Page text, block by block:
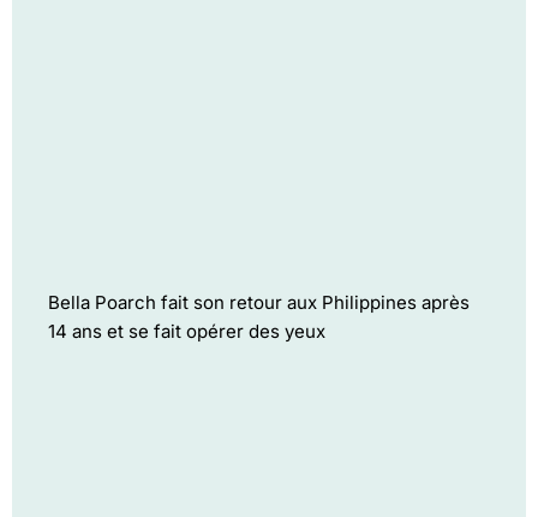
Bella Poarch fait son retour aux Philippines après
14 ans et se fait opérer des yeux